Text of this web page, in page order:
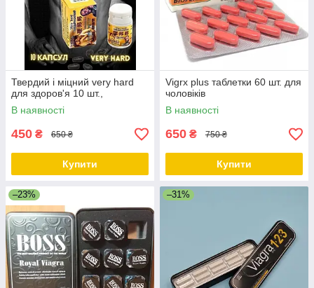
Твердий і міцний very hard
для здоров'я 10 шт.,
В наявності
450 ₴ 650 ₴
Купити
Vigrx plus таблетки 60 шт. для
чоловіків
В наявності
650 ₴ 750 ₴
Купити
–23% –31%